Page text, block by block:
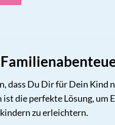
Du Dir für Dein Kind
die perfekte Lösung, um
zu erleichtern.